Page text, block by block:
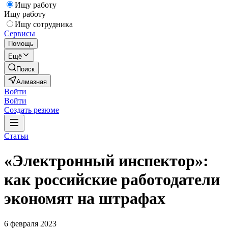
Ищу работу
Ищу работу
Ищу сотрудника
Сервисы
Помощь
Ещё
Поиск
Алмазная
Войти
Войти
Создать резюме
Статьи
«Электронный инспектор»:
как российские работодатели
экономят на штрафах
6 февраля 2023